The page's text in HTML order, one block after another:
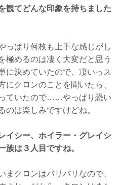
観てどんな印象を持ちました
ぱり何枚も上手な感じがし
極めるのは凄く大変だと思う
に決めていたので、凄いっス
にクロンのことを聞いたら、
ていたので……やっぱり恐い
のは楽しみですけどね。
シー、ホイラー・グレイシ
族は３人目ですね。
クロンはバリバリなので、